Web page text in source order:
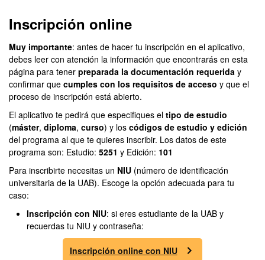
Inscripción online
Muy importante: antes de hacer tu inscripción en el aplicativo,
debes leer con atención la información que encontrarás en esta
página para tener preparada la documentación requerida y
confirmar que cumples con los requisitos de acceso y que el
proceso de inscripción está abierto.
El aplicativo te pedirá que especifiques el tipo de estudio
(máster, diploma, curso) y los códigos de estudio y edición
del programa al que te quieres inscribir. Los datos de este
programa son: Estudio: 5251 y Edición: 101
Para inscribirte necesitas un NIU (número de identificación
universitaria de la UAB). Escoge la opción adecuada para tu
caso:
Inscripción con NIU: si eres estudiante de la UAB y
recuerdas tu NIU y contraseña:
Inscripción online con NIU